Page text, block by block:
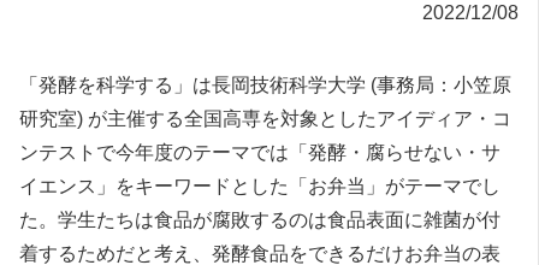
2022/12/08
「発酵を科学する」は長岡技術科学大学 (事務局：小笠原
研究室) が主催する全国高専を対象としたアイディア・コ
ンテストで今年度のテーマでは「発酵・腐らせない・サ
イエンス」をキーワードとした「お弁当」がテーマでし
た。学生たちは食品が腐敗するのは食品表面に雑菌が付
着するためだと考え、発酵食品をできるだけお弁当の表